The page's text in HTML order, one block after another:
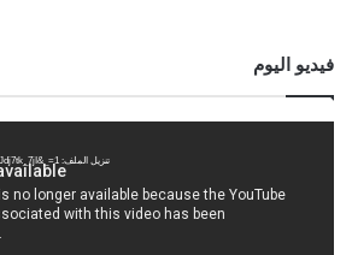
فيديو اليوم
تنزيل الملف: https://www.youtube.com/watch?v=FJdj7tk_7jI&_=1